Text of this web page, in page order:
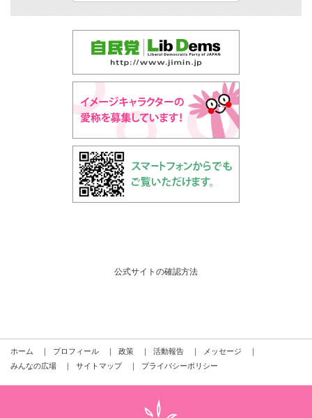
公式サイトの確認方法
ホーム プロフィール 政策 活動報告 メッセージ
みんなの広場
サイトマップ プライバシーポリシー